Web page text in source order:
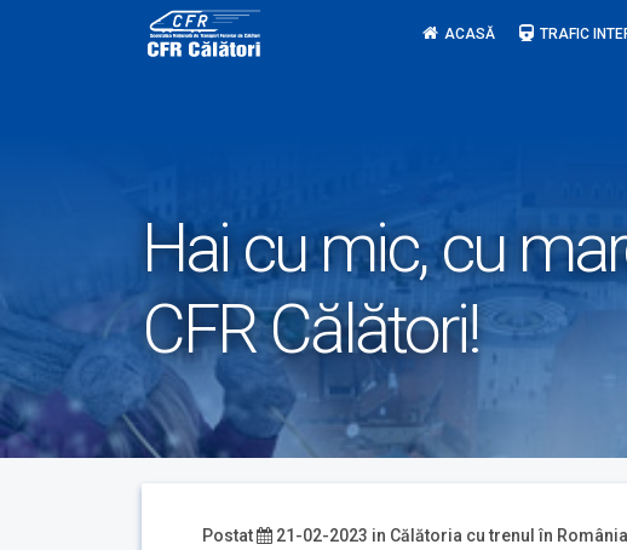
ACASĂ TRAFIC
Hai cu mic, cu
CFR Călători!
Postat 21-02-2023 in Călătoria cu trenul în